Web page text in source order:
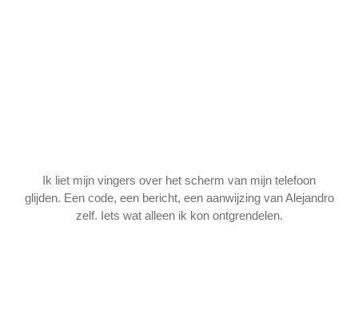
Ik liet mijn vingers over het scherm van mijn telefoon
glijden. Een code, een bericht, een aanwijzing van Alejandro
zelf. Iets wat alleen ik kon ontgrendelen.